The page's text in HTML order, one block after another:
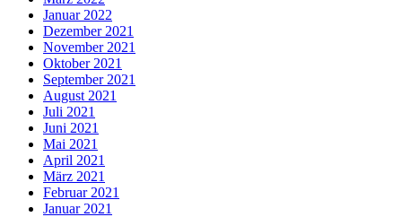
Januar 2022
Dezember 2021
November 2021
Oktober 2021
September 2021
August 2021
Juli 2021
Juni 2021
Mai 2021
April 2021
März 2021
Februar 2021
Januar 2021